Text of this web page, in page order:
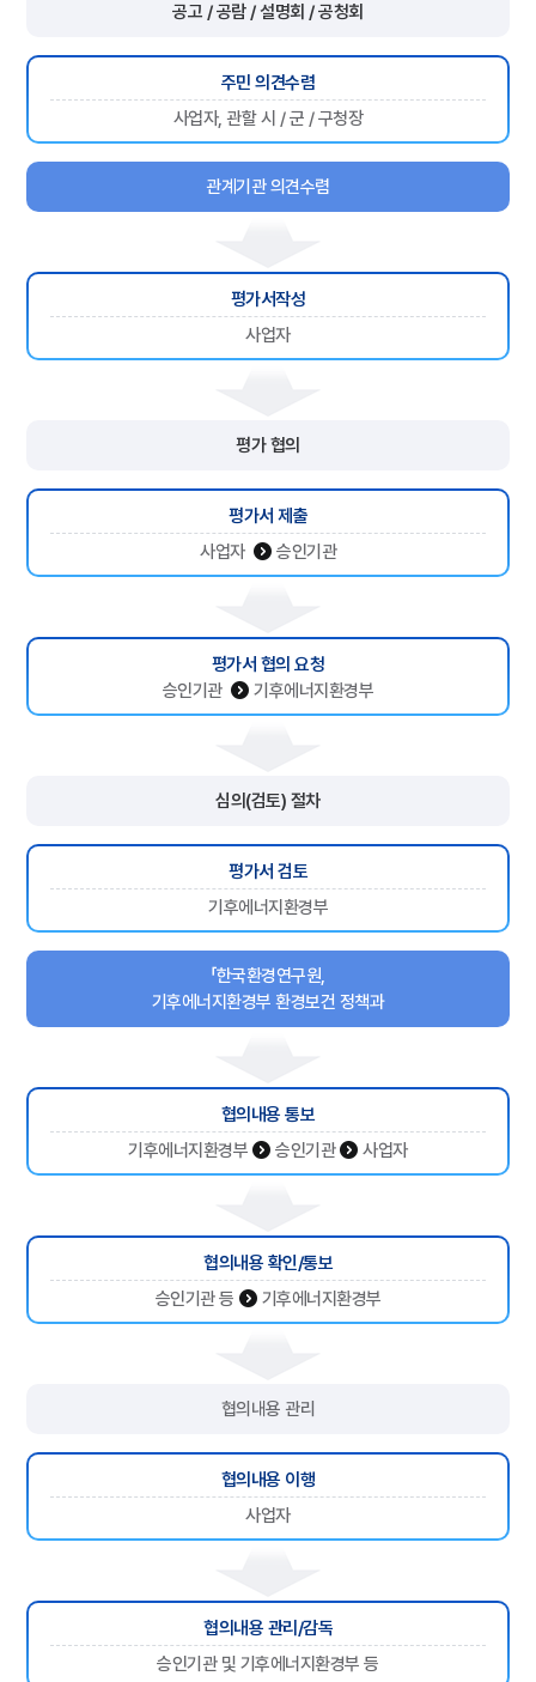
공고 / 공람 / 설명회 / 공청회
주민 의견수렴
사업자, 관할 시 / 군 / 구청장
관계기관 의견수렴
평가서작성
사업자
평가 협의
평가서 제출
사업자
승인기관
평가서 협의 요청
승인기관
기후에너지환경부
심의(검토) 절차
평가서 검토
기후에너지환경부
「한국환경연구원,
기후에너지환경부 환경보건 정책과
협의내용 통보
기후에너지환경부
승인기관 사업자
협의내용 확인/통보
승인기관 등
기후에너지환경부
협의내용 관리
협의내용 이행
사업자
협의내용 관리/감독
승인기관 및 기후에너지환경부 등